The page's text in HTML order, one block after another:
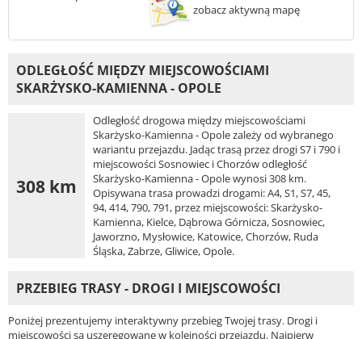
zobacz aktywną mapę
ODLEGŁOŚĆ MIĘDZY MIEJSCOWOŚCIAMI
SKARŻYSKO-KAMIENNA - OPOLE
308 km
Odległość drogowa między miejscowościami
Skarżysko-Kamienna - Opole zależy od wybranego
wariantu przejazdu. Jadąc trasą przez drogi S7 i 790 i
miejscowości Sosnowiec i Chorzów odległość
Skarżysko-Kamienna - Opole wynosi 308 km.
Opisywana trasa prowadzi drogami: A4, S1, S7, 45,
94, 414, 790, 791, przez miejscowości: Skarżysko-
Kamienna, Kielce, Dąbrowa Górnicza, Sosnowiec,
Jaworzno, Mysłowice, Katowice, Chorzów, Ruda
Śląska, Zabrze, Gliwice, Opole.
PRZEBIEG TRASY - DROGI I MIEJSCOWOŚCI
Poniżej prezentujemy interaktywny przebieg Twojej trasy. Drogi i
miejscowości są uszeregowane w kolejności przejazdu. Najpierw